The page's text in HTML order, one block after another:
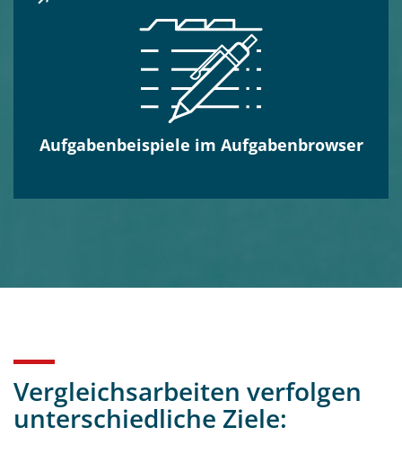
Aufgabenbeispiele im Aufgabenbrowser
Vergleichsarbeiten verfolgen
unterschiedliche Ziele: